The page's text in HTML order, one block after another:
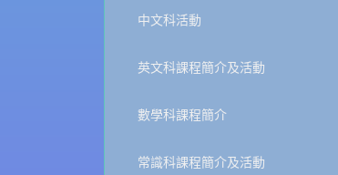
中文科活動
英文科課程簡介及活動
數學科課程簡介
常識科課程簡介及活動